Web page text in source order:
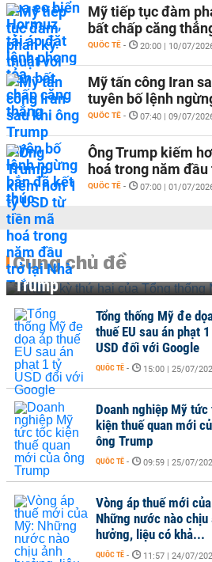
Mỹ tiếp tục đàm
bất chấp căng
QUỐC TẾ - 20:00 | 10/07/
Mỹ tấn công Iran
tuyên bố lệnh
QUỐC TẾ - 07:40 | 09/07/
Ông Trump kiếm
hoá trong năm
QUỐC TẾ - 07:00 | 01/07/
Cùng chủ đề
Nhiệm kỳ thứ hai của Tổng
Trump
Tổng thống Mỹ đe
thuế EU sau án phạt
USD đối với Google
QUỐC TẾ - 15:00 | 25/07/
Doanh nghiệp Mỹ tức
kiện thuế quan mới
ông Trump
QUỐC TẾ - 09:59 | 25/07/
Vòng áp thuế mới
Những nước nào chịu
hưởng, liệu có khả...
QUỐC TẾ - 11:57 | 24/07/